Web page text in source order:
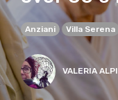
Anziani Villa Serena
VALERIA